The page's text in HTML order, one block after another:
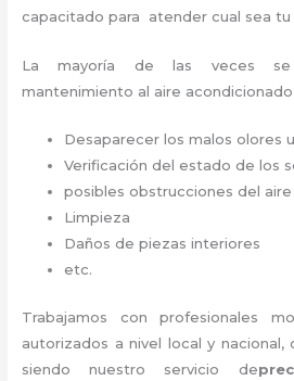
capacitado para atender cual sea tu
La mayoría de las veces
mantenimiento al aire acondicionado
Desaparecer los malos olores
Verificación del estado de los
posibles obstrucciones del aire
Limpieza
Daños de piezas interiores
etc.
Trabajamos con profesionales
autorizados a nivel local y nacional,
siendo nuestro servicio de